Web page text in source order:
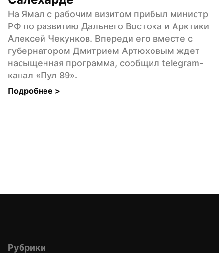
На Ямал с рабочим визитом прибыл министр
РФ по развитию Дальнего Востока и Арктики
Алексей Чекунков. Впереди его вместе с
губернатором Дмитрием Артюховым ждет
насыщенная программа, сообщил telegram-
канал «Пул 89».
Подробнее >
Рубрики